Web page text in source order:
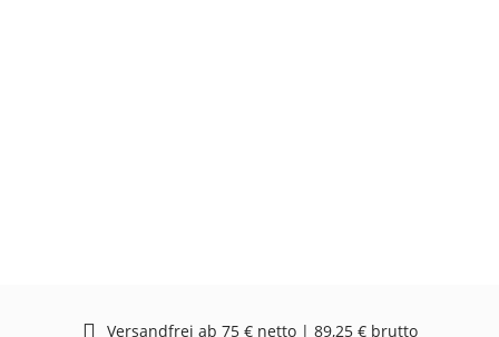
Versandfrei ab 75 € netto | 89,25 € brutto